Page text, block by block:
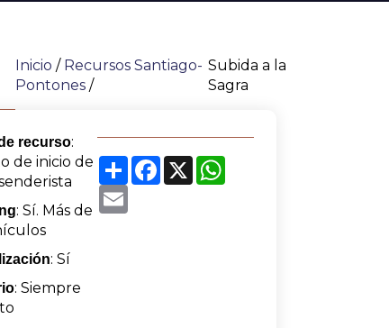
Inicio / Recursos Santiago-
Pontones /
Subida a la
Sagra
recurso:
de inicio de
: Sí. Más de
: Sí
: Siempre
ShareFacebook
X
WhatsApp
Email